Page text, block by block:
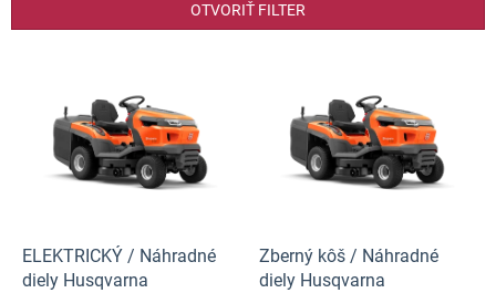
i
OTVORIŤ FILTER
ELEKTRICKÝ / Náhradné
diely Husqvarna
Zberný kôš / Náhradné
diely Husqvarna